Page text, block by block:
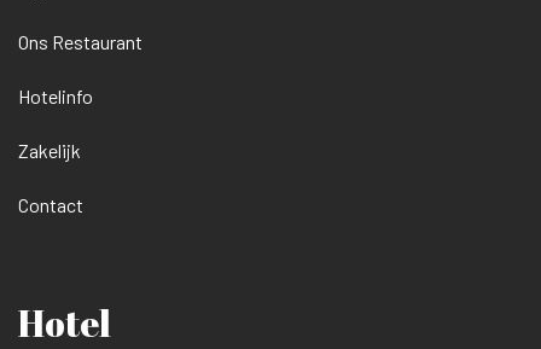
Ons Restaurant
Hotelinfo
Zakelijk
Contact
Hotel